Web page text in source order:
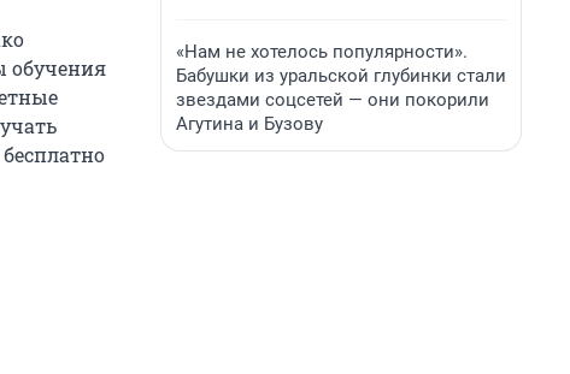
обучения
«Нам не хотелось популярности».
Бабушки из уральской глубинки стали
звездами соцсетей — они покорили
Агутина и Бузову